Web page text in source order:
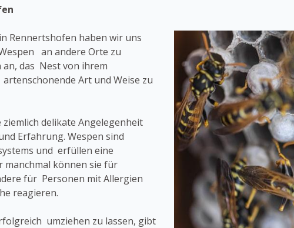
Rennertshofen haben wir uns
an andere Orte zu
das Nest von ihrem
Art und Weise zu
delikate Angelegenheit
Erfahrung. Wespen sind
und erfüllen eine
manchmal können sie für
für Personen mit Allergien
reagieren.
umziehen zu lassen, gibt